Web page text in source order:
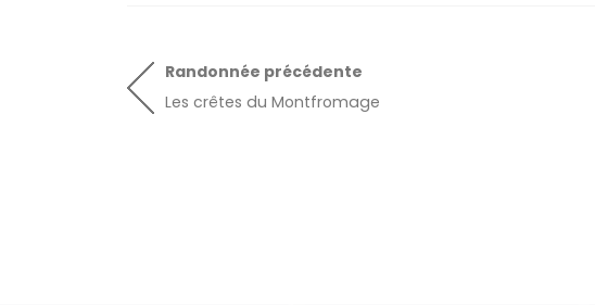
Randonnée précédente
Les crêtes du Montfromage